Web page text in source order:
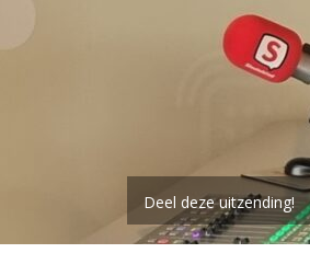
Deel deze uitzending!